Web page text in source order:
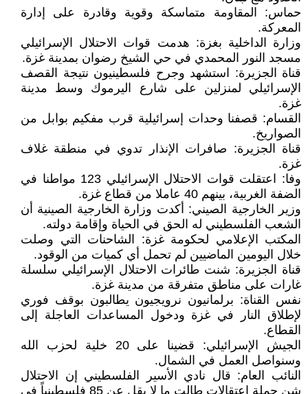
حماس: المقاومة متماسكة وقوية وقادرة على إدارة
المعركة.
وزارة الداخلية بغزة: هدمت قوات الاحتلال الإسرائيلي
مسجد النور المحمدي في حي الشيخ رضوان بمدينة غزة.
قناة الجزيرة: استشهد وجرح فلسطينيون نتيجة القصف
الإسرائيلي لمنزلين على شارع اليرموك وسط مدينة
غزة.
القسام: قصفنا وحدات إسرائيلية قرب مفكيم بوابل من
الصواريخ.
قناة الجزيرة: صافرات الإنذار تدوي في منطقة غلاف
غزة.
وفا: اعتقلت قوات الاحتلال الإسرائيلي 123 مواطنا في
الضفة الغربية، بينهم 40 عاملا من قطاع غزة.
وزير الخارجية الصيني: أكدت وزارة الخارجية الصينية أن
الشعب الفلسطيني له الحق في الحياة وإقامة دولته.
المكتب الإعلامي لحكومة غزة: الشاحنات التي وصلت
خلال اليومين الماضيين لم تحمل أي كميات من الوقود.
قناة الجزيرة: شنت طائرات الاحتلال الإسرائيلي سلسلة
غارات على مناطق متفرقة من مدينة غزة.
نفس القناة: برلمانيون نرويجيون يطالبون بوقف فوري
لإطلاق النار في غزة ودخول المساعدات العاجلة إلى
القطاع.
الجيش الإسرائيلي: قضينا على 20 خلية لحزب الله
وسنواصل العمل في الشمال.
النائب العام: قال نادي الأسير الفلسطيني إن الاحتلال
شن حملة اعتقالات طالت ما لا يقل عن 85 فلسطينياً في